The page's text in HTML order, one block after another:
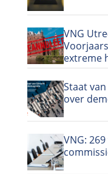
VNG
extreme
Staat
over
VNG: